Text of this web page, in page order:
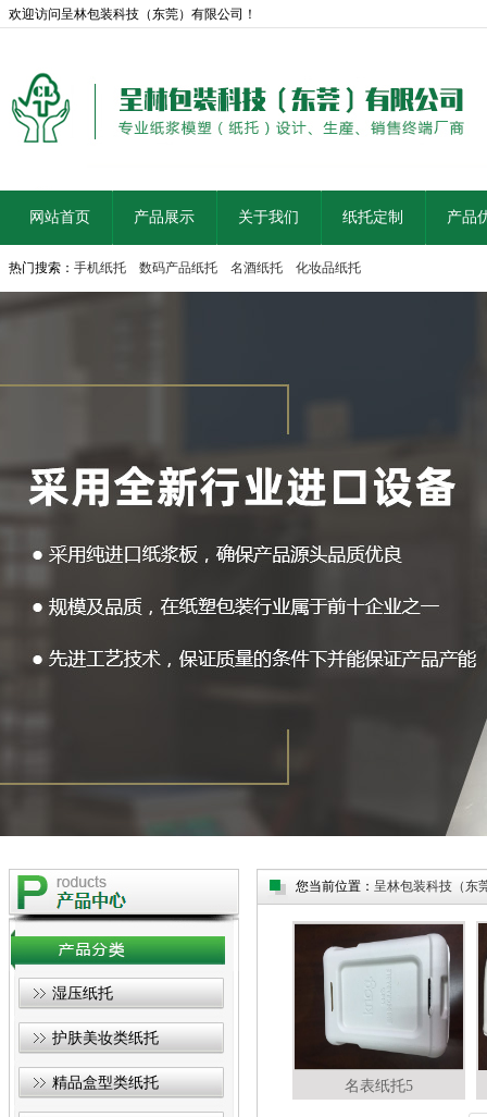
欢迎访问呈林包装科技（东莞）有限公司！
网站首页 产品展示 关于我们 纸托定制 产品
热门搜索： 手机纸托 数码产品纸托 名酒纸托 化妆品纸托
湿压纸托
护肤美妆类纸托
精品盒型类纸托
您当前位置： 呈林包装科技（东
名表纸托5